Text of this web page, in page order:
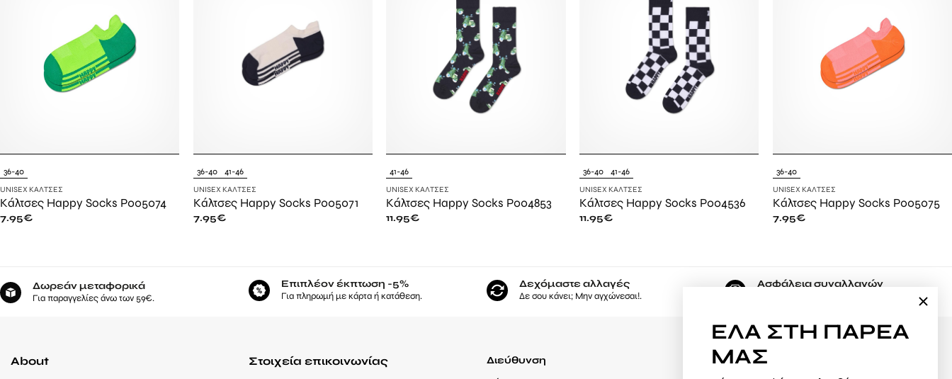
36-40
UNISEX ΚΆΛΤΣΕΣ
Κάλτσες Happy Socks P005074
7.95€
36-40 41-46
UNISEX ΚΆΛΤΣΕΣ
Κάλτσες Happy Socks P005071
7.95€
41-46
UNISEX ΚΆΛΤΣΕΣ
Κάλτσες Happy Socks P004853
11.95€
36-40 41-46
UNISEX ΚΆΛΤΣΕΣ
Κάλτσες Happy Socks P004536
11.95€
36-40
UNISEX ΚΆΛΤΣΕΣ
Κάλτσες Happy Socks P005075
7.95€
Δωρεάν μεταφορικά
Για παραγγελίες άνω των 59€.
Επιπλέον έκπτωση -5%
Για πληρωμή με κάρτα ή κατάθεση.
Δεχόμαστε αλλαγές
Δε σου κάνει; Μην αγχώνεσαι!.
Ασφάλεια συναλλαγών
About
Στοιχεία επικοινωνίας
Διεύθυνση Φόρμα υπαναχώρησης
ΕΛΑ ΣΤΗ ΠΑΡΕΑ
ΜΑΣ